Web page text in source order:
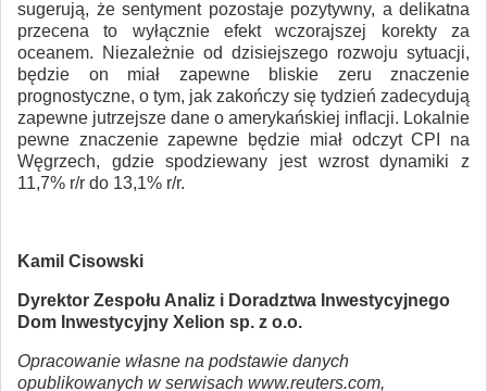
sugerują, że sentyment pozostaje pozytywny, a delikatna
przecena to wyłącznie efekt wczorajszej korekty za
oceanem. Niezależnie od dzisiejszego rozwoju sytuacji,
będzie on miał zapewne bliskie zeru znaczenie
prognostyczne, o tym, jak zakończy się tydzień zadecydują
zapewne jutrzejsze dane o amerykańskiej inflacji. Lokalnie
pewne znaczenie zapewne będzie miał odczyt CPI na
Węgrzech, gdzie spodziewany jest wzrost dynamiki z
11,7% r/r do 13,1% r/r.
Kamil Cisowski
Dyrektor Zespołu Analiz i Doradztwa Inwestycyjnego
Dom Inwestycyjny Xelion sp. z o.o.
Opracowanie własne na podstawie danych
opublikowanych w serwisach www.reuters.com,